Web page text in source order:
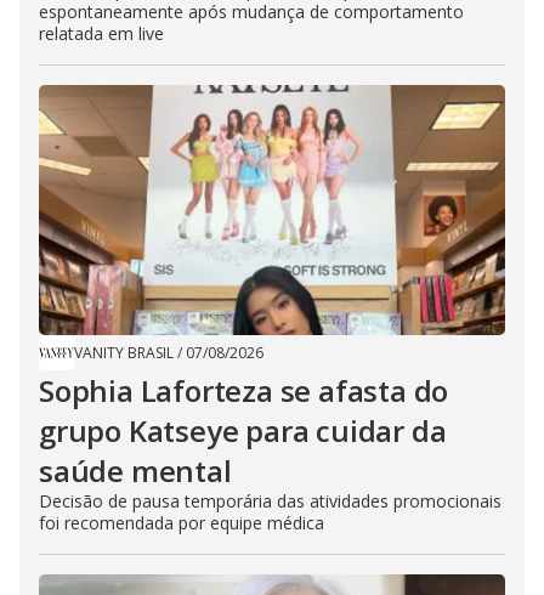
espontaneamente após mudança de comportamento
relatada em live
VANITY BRASIL/ 07/08/2026
Sophia Laforteza se afasta do
grupo Katseye para cuidar da
saúde mental
Decisão de pausa temporária das atividades promocionais
foi recomendada por equipe médica